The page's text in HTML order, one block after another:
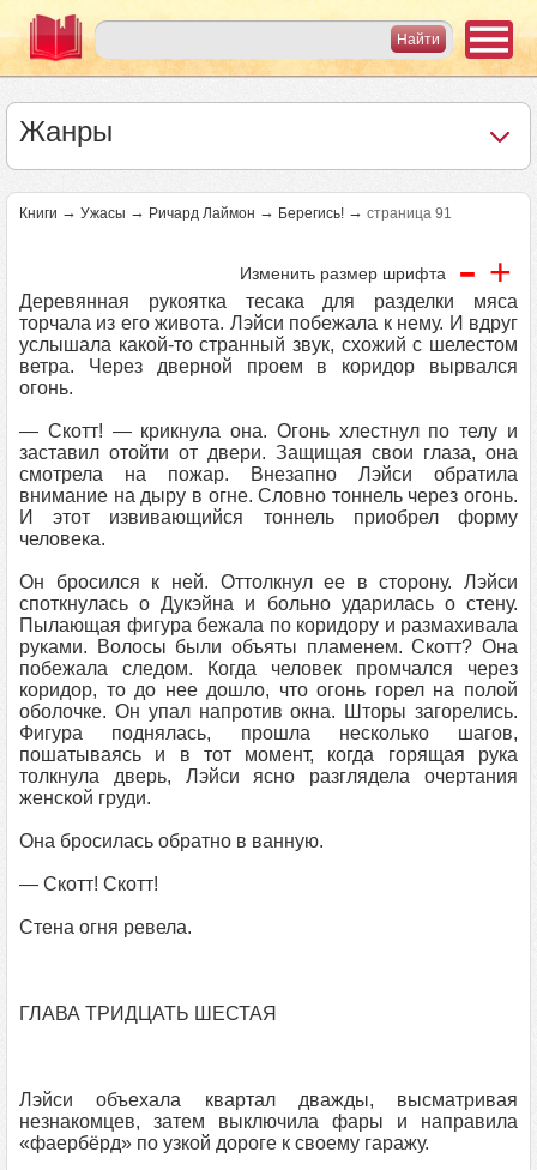
Жанры
Книги → Ужасы → Ричард Лаймон → Берегись! → страница 91
Изменить размер шрифта - +
Деревянная рукоятка тесака для разделки мяса
торчала из его живота. Лэйси побежала к нему. И вдруг
услышала какой-то странный звук, схожий с шелестом
ветра. Через дверной проем в коридор вырвался
огонь.
— Скотт! — крикнула она. Огонь хлестнул по телу и
заставил отойти от двери. Защищая свои глаза, она
смотрела на пожар. Внезапно Лэйси обратила
внимание на дыру в огне. Словно тоннель через огонь.
И этот извивающийся тоннель приобрел форму
человека.
Он бросился к ней. Оттолкнул ее в сторону. Лэйси
споткнулась о Дукэйна и больно ударилась о стену.
Пылающая фигура бежала по коридору и размахивала
руками. Волосы были объяты пламенем. Скотт? Она
побежала следом. Когда человек промчался через
коридор, то до нее дошло, что огонь горел на полой
оболочке. Он упал напротив окна. Шторы загорелись.
Фигура поднялась, прошла несколько шагов,
пошатываясь и в тот момент, когда горящая рука
толкнула дверь, Лэйси ясно разглядела очертания
женской груди.
Она бросилась обратно в ванную.
— Скотт! Скотт!
Стена огня ревела.
ГЛАВА ТРИДЦАТЬ ШЕСТАЯ
Лэйси объехала квартал дважды, высматривая
незнакомцев, затем выключила фары и направила
«фаербёрд» по узкой дороге к своему гаражу.